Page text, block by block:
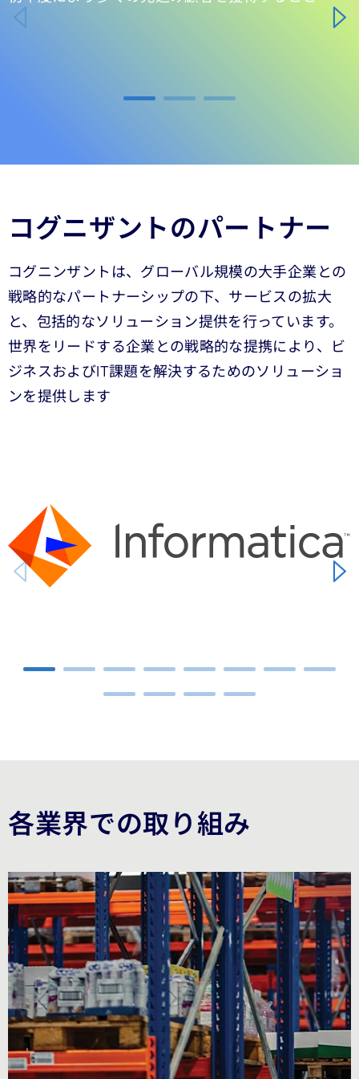
コグニザントのパートナー
コグニンザントは、グローバル規模の大手企業との
戦略的なパートナーシップの下、サービスの拡大
と、包括的なソリューション提供を行っています。
世界をリードする企業との戦略的な提携により、ビ
ジネスおよびIT課題を解決するためのソリューショ
ンを提供します
各業界での取り組み
Carousel starts